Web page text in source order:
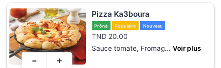
Pizza Ka3boura
Prôné Populaire Nouveau
TND 20.00
Sauce tomate, Fromag... Voir plus
- +